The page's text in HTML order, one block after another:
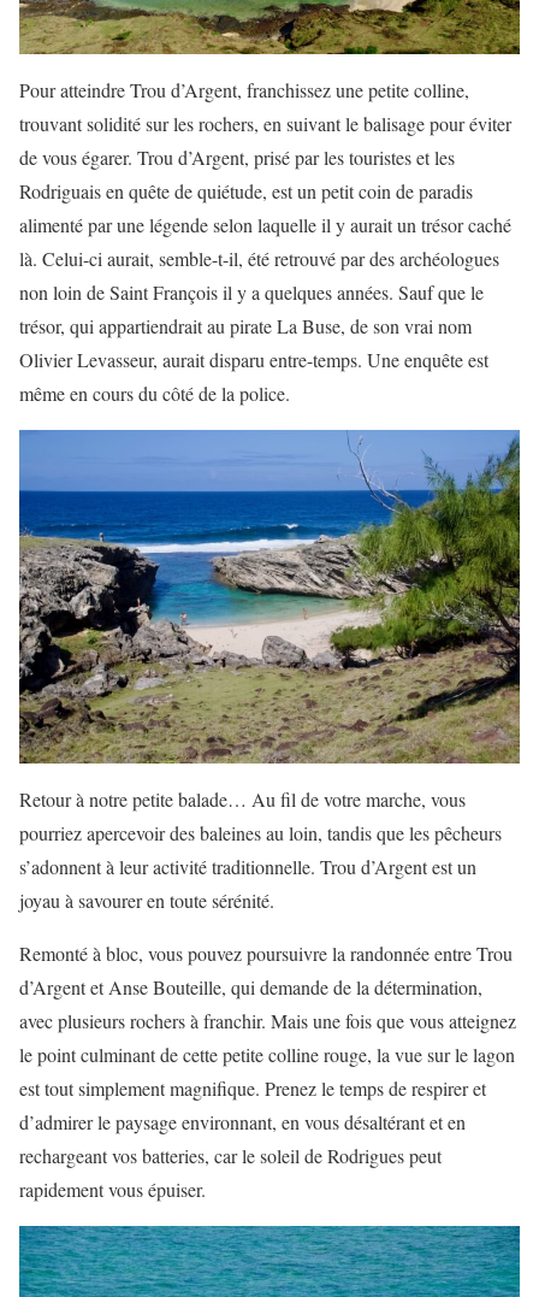
Pour atteindre Trou d’Argent, franchissez une petite colline,
trouvant solidité sur les rochers, en suivant le balisage pour éviter
de vous égarer. Trou d’Argent, prisé par les touristes et les
Rodriguais en quête de quiétude, est un petit coin de paradis
alimenté par une légende selon laquelle il y aurait un trésor caché
là. Celui-ci aurait, semble-t-il, été retrouvé par des archéologues
non loin de Saint François il y a quelques années. Sauf que le
trésor, qui appartiendrait au pirate La Buse, de son vrai nom
Olivier Levasseur, aurait disparu entre-temps. Une enquête est
même en cours du côté de la police.
Retour à notre petite balade… Au fil de votre marche, vous
pourriez apercevoir des baleines au loin, tandis que les pêcheurs
s’adonnent à leur activité traditionnelle. Trou d’Argent est un
joyau à savourer en toute sérénité.
Remonté à bloc, vous pouvez poursuivre la randonnée entre Trou
d’Argent et Anse Bouteille, qui demande de la détermination,
avec plusieurs rochers à franchir. Mais une fois que vous atteignez
le point culminant de cette petite colline rouge, la vue sur le lagon
est tout simplement magnifique. Prenez le temps de respirer et
d’admirer le paysage environnant, en vous désaltérant et en
rechargeant vos batteries, car le soleil de Rodrigues peut
rapidement vous épuiser.